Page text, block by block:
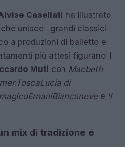
Casellati ha illustrato
unisce i grandi classici
a produzioni di balletto e
più attesi figurano il
Muti con Macbeth
ToscaLucia di
ErnaniBiancanevee Il
mix di tradizione e